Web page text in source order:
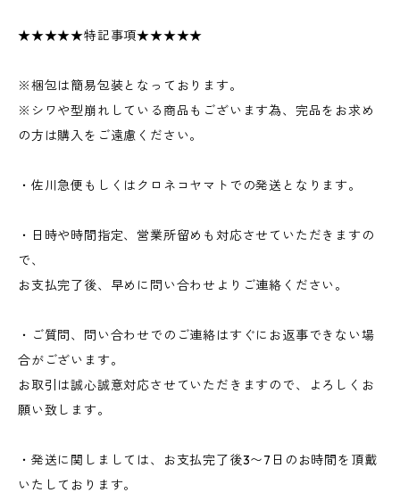
★★★★★特記事項★★★★★
※梱包は簡易包装となっております。
※シワや型崩れしている商品もございます為、完品をお求め
の方は購入をご遠慮ください。
・佐川急便もしくはクロネコヤマトでの発送となります。
・日時や時間指定、営業所留めも対応させていただきますの
で、
お支払完了後、早めに問い合わせよりご連絡ください。
・ご質問、問い合わせでのご連絡はすぐにお返事できない場
合がございます。
お取引は誠心誠意対応させていただきますので、よろしくお
願い致します。
・発送に関しましては、お支払完了後3〜7日のお時間を頂戴
いたしております。